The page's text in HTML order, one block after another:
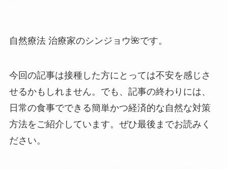
自然療法 治療家のシンジョウ🌺です。
今回の記事は接種した方にとっては不安を感じさ
せるかもしれません。でも、記事の終わりには、
日常の食事でできる簡単かつ経済的な自然な対策
方法をご紹介しています。ぜひ最後までお読みく
ださい。